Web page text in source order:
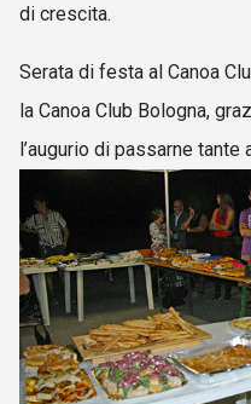
di crescita.
Serata di festa al Canoa
la Canoa Club Bologna,
l’augurio di passarne